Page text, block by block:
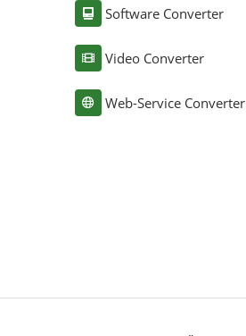
Software Converter
Video Converter
Web-Service Converter